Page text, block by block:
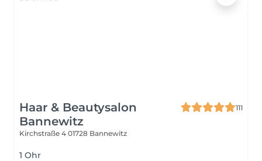
Haar & Beautysalon
Bannewitz
111
Kirchstraße 4 01728 Bannewitz
1 Ohr